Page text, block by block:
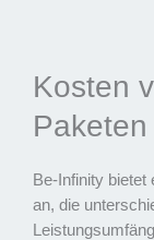
Kosten
Paketen
Be-Infinity bietet
an, die